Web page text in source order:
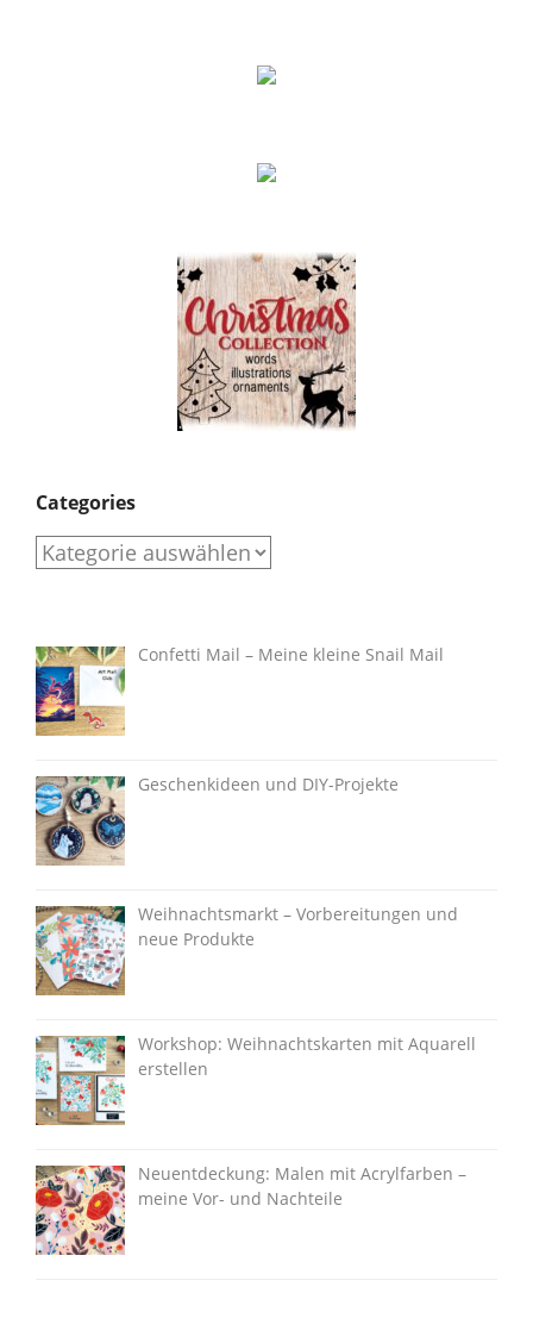
Categories
Categories
Confetti Mail – Meine kleine Snail Mail
Geschenkideen und DIY-Projekte
Weihnachtsmarkt – Vorbereitungen und
neue Produkte
Workshop: Weihnachtskarten mit Aquarell
erstellen
Neuentdeckung: Malen mit Acrylfarben –
meine Vor- und Nachteile